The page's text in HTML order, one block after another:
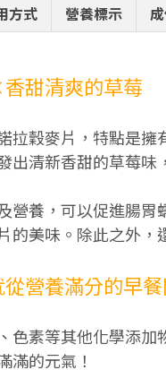
方式 營養標示
甜清爽的草莓
拉穀麥片，特點是
出清新香甜的草莓味
營養，可以促進腸
的美味。除此之外
營養滿分的早
色素等其他化學添
滿的元氣！